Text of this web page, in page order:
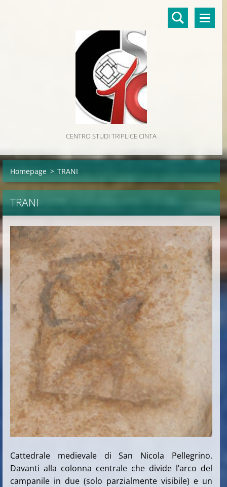
CENTRO STUDI TRIPLICE CINTA
Homepage > TRANI
TRANI
Cattedrale medievale di San Nicola Pellegrino.
Davanti alla colonna centrale che divide l’arco del
campanile in due (solo parzialmente visibile) e un